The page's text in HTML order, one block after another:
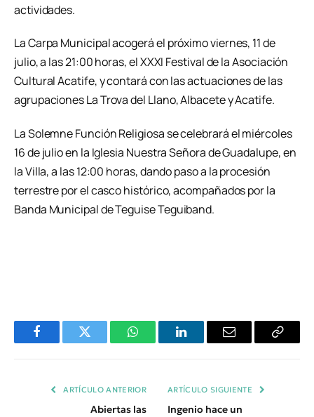
actividades.
La Carpa Municipal acogerá el próximo viernes, 11 de
julio, a las 21:00 horas, el XXXI Festival de la Asociación
Cultural Acatife, y contará con las actuaciones de las
agrupaciones La Trova del Llano, Albacete y Acatife.
La Solemne Función Religiosa se celebrará el miércoles
16 de julio en la Iglesia Nuestra Señora de Guadalupe, en
la Villa, a las 12:00 horas, dando paso a la procesión
terrestre por el casco histórico, acompañados por la
Banda Municipal de Teguise Teguiband.
FacebookTwitter WhatsAppLinkedInEmail
Copiar
ARTÍCULO ANTERIOR
Abiertas las
ARTÍCULO SIGUIENTE
Ingenio hace un